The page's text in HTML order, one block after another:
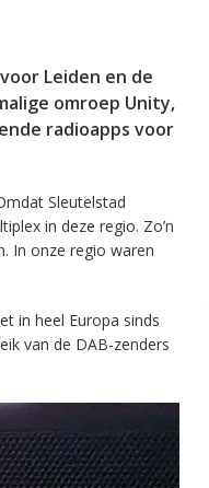
Leiden en de
omroep Unity,
radioapps voor
Sleutelstad
in deze regio. Zo’n
In onze regio waren
in heel Europa sinds
van de DAB-zenders